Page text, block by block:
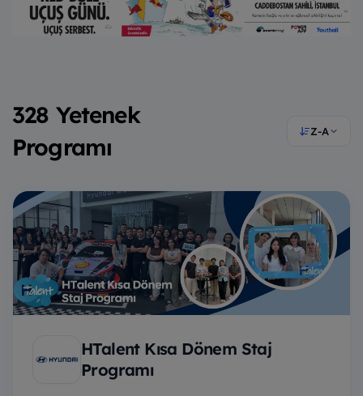
328 Yetenek
Programı
Z-A
HTalent Kısa Dönem Staj
Programı